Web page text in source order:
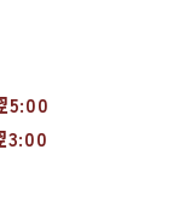
5:00
3:00